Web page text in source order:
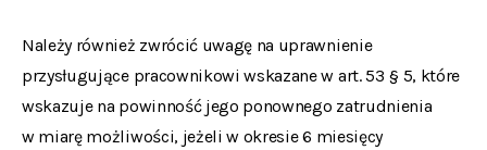
Należy również zwrócić uwagę na uprawnienie
przysługujące pracownikowi wskazane w art. 53 § 5, które
wskazuje na powinność jego ponownego zatrudnienia
w miarę możliwości, jeżeli w okresie 6 miesięcy